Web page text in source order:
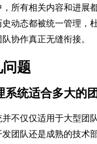
所有相关内容和进展
动态都被统一管理，
协作真正无缝衔接。
问题
系统适合多大的
不仅仅适用于大型团
团队还是成熟的技术